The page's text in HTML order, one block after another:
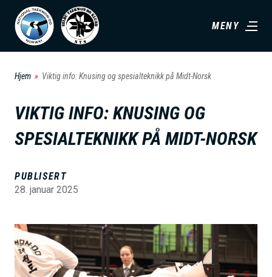
MENY
Hjem Viktig info: Knusing og spesialteknikk på Midt-Norsk
VIKTIG INFO: KNUSING OG
SPESIALTEKNIKK PÅ MIDT-NORSK
PUBLISERT
28. januar 2025
B
i
l